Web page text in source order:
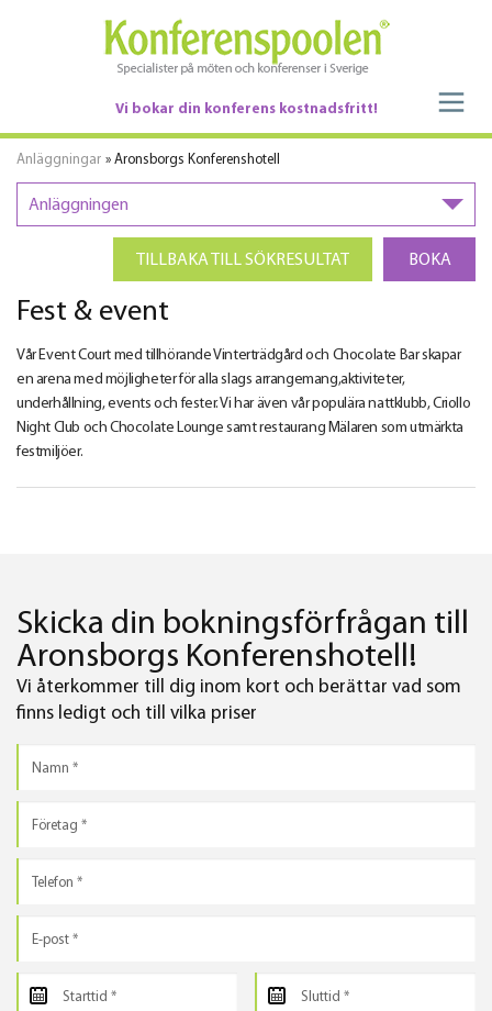
Vi bokar din konferens kostnadsfritt!
Anläggningar » Aronsborgs Konferenshotell
Anläggningen
BOKA
TILLBAKA TILL SÖKRESULTAT
Fest & event
Vår Event Court med tillhörande Vinterträdgård och Chocolate Bar skapar
en arena med möjligheter för alla slags arrangemang,aktiviteter,
underhållning, events och fester. Vi har även vår populära nattklubb, Criollo
Night Club och Chocolate Lounge samt restaurang Mälaren som utmärkta
festmiljöer.
Skicka din bokningsförfrågan till
Aronsborgs Konferenshotell!
Vi återkommer till dig inom kort och berättar vad som
finns ledigt och till vilka priser